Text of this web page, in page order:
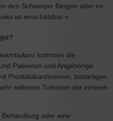
den Schweizer Bergen oder im
ist einschätzbar.»
kommen die
Patienten und Angehörige.
Prostatakarzinomen, bösartigen
seltenen Tumoren der inneren
oder eine